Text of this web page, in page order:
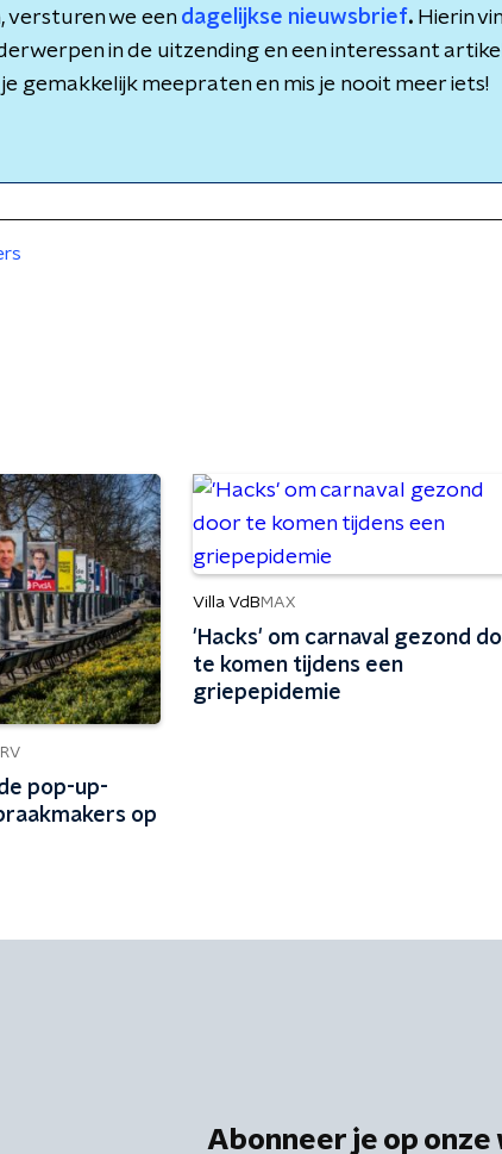
we een dagelijkse nieuwsbrief. Hierin
in de uitzending en een interessant
gemakkelijk meepraten en mis je nooit meer iets!
pop-up-
op
Villa VdB MAX
'Hacks' om carnaval gezond
te komen tijdens een
griepepidemie
Abonneer je op